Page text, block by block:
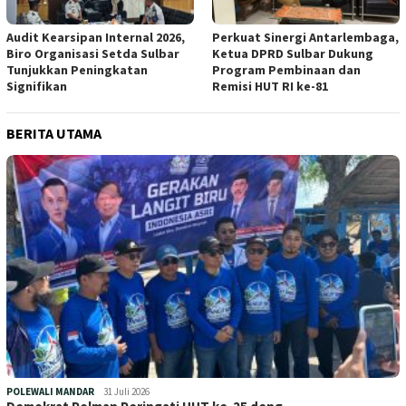
Audit Kearsipan Internal 2026,
Biro Organisasi Setda Sulbar
Tunjukkan Peningkatan
Signifikan
Perkuat Sinergi Antarlembaga,
Ketua DPRD Sulbar Dukung
Program Pembinaan dan
Remisi HUT RI ke-81
BERITA UTAMA
POLEWALI MANDAR 31 Juli 2026